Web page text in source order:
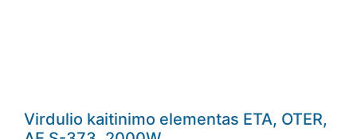
Virdulio kaitinimo elementas ETA, OTER,